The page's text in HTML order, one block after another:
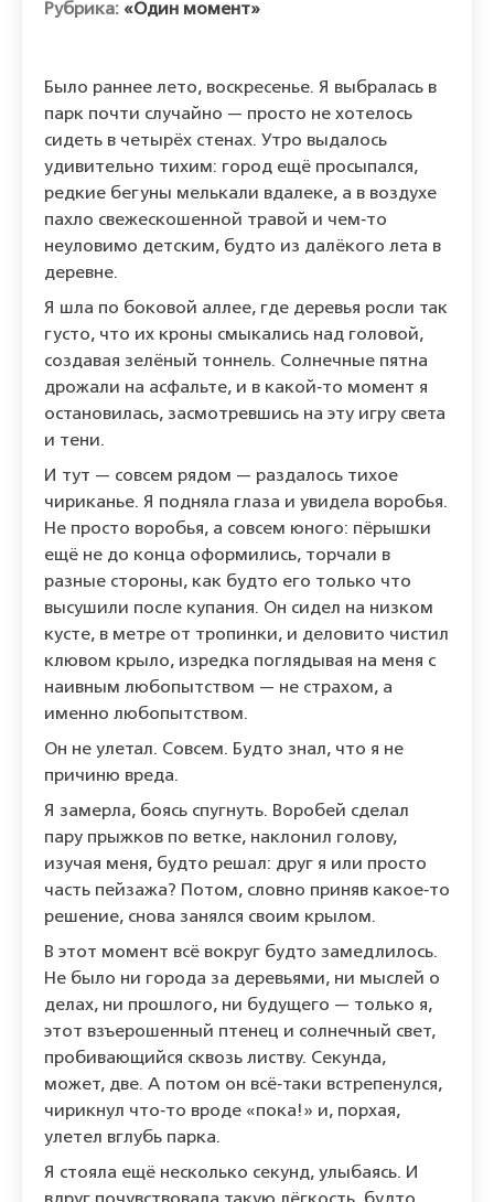
«Один момент»
Было раннее лето, воскресенье. Я выбралась в
парк почти случайно — просто не хотелось
сидеть в четырёх стенах. Утро выдалось
удивительно тихим: город ещё просыпался,
редкие бегуны мелькали вдалеке, а в воздухе
пахло свежескошенной травой и чем‑то
неуловимо детским, будто из далёкого лета в
деревне.
Я шла по боковой аллее, где деревья росли так
густо, что их кроны смыкались над головой,
создавая зелёный тоннель. Солнечные пятна
дрожали на асфальте, и в какой‑то момент я
остановилась, засмотревшись на эту игру света
и тени.
И тут — совсем рядом — раздалось тихое
чириканье. Я подняла глаза и увидела воробья.
Не просто воробья, а совсем юного: пёрышки
ещё не до конца оформились, торчали в
разные стороны, как будто его только что
высушили после купания. Он сидел на низком
кусте, в метре от тропинки, и деловито чистил
клювом крыло, изредка поглядывая на меня с
наивным любопытством — не страхом, а
именно любопытством.
Он не улетал. Совсем. Будто знал, что я не
причиню вреда.
Я замерла, боясь спугнуть. Воробей сделал
пару прыжков по ветке, наклонил голову,
изучая меня, будто решал: друг я или просто
часть пейзажа? Потом, словно приняв какое‑то
решение, снова занялся своим крылом.
В этот момент всё вокруг будто замедлилось.
Не было ни города за деревьями, ни мыслей о
делах, ни прошлого, ни будущего — только я,
этот взъерошенный птенец и солнечный свет,
пробивающийся сквозь листву. Секунда,
может, две. А потом он всё‑таки встрепенулся,
чирикнул что‑то вроде «пока!» и, порхая,
улетел вглубь парка.
Я стояла ещё несколько секунд, улыбаясь. И